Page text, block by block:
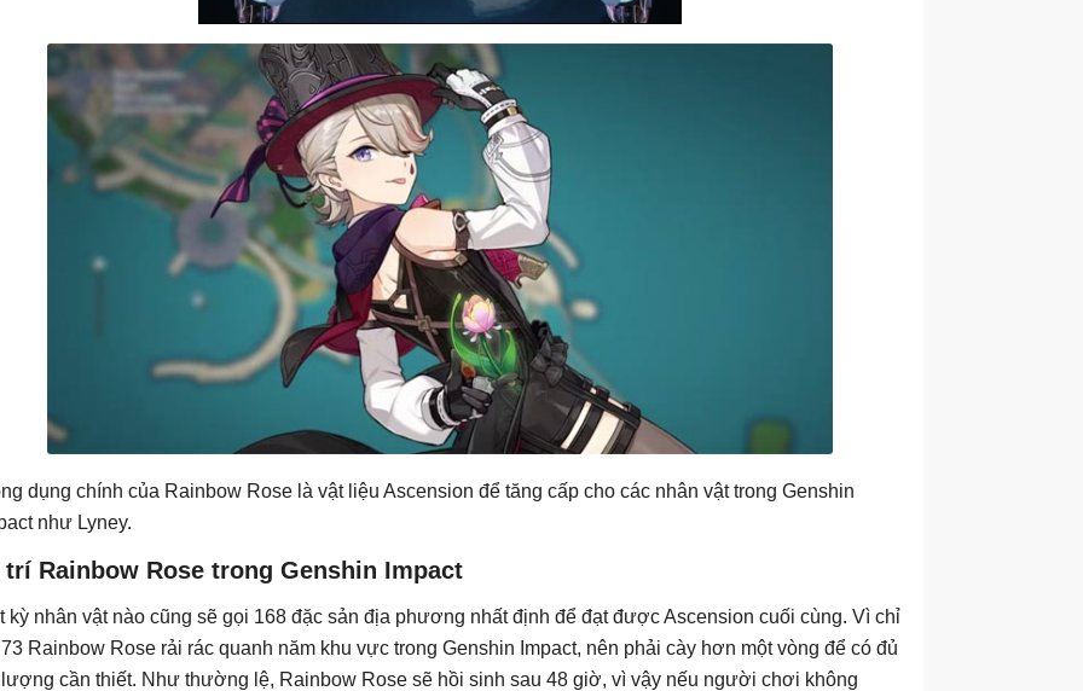
dụng chính của Rainbow Rose là vật liệu Ascension để tăng cấp cho các nhân vật trong Genshin
như Lyney.
trí Rainbow Rose trong Genshin Impact
kỳ nhân vật nào cũng sẽ gọi 168 đặc sản địa phương nhất định để đạt được Ascension cuối cùng. Vì chỉ
Rainbow Rose rải rác quanh năm khu vực trong Genshin Impact, nên phải cày hơn một vòng để có đủ
cần thiết. Như thường lệ, Rainbow Rose sẽ hồi sinh sau 48 giờ, vì vậy nếu người chơi không